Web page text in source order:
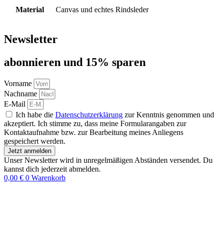
Material Canvas und echtes Rindsleder
Newsletter
abon­nie­ren und 15% sparen
Vorname
Nachname
E-Mail
Ich habe die Datenschutzerklärung zur Kenntnis genommen und
akzeptiert. Ich stimme zu, dass meine Formularangaben zur
Kontaktaufnahme bzw. zur Bearbeitung meines Anliegens
gespeichert werden.
Jetzt anmelden
Unser Newsletter wird in unregelmäßigen Abständen versendet. Du
kannst dich jederzeit abmelden.
0,00 € 0 Warenkorb